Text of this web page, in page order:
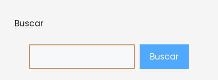
Buscar
Buscar